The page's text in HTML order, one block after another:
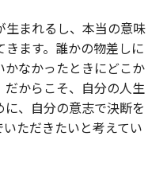
生まれるし、本当の意味
ます。誰かの物差しに
なかったときにどこか
からこそ、自分の人生
、自分の意志で決断を
ただきたいと考えてい